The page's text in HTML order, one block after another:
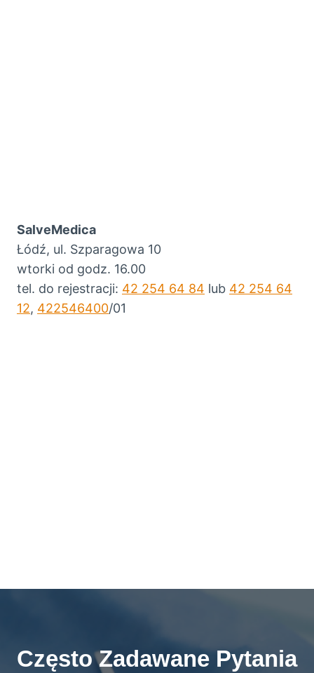
SalveMedica
Łódź, ul. Szparagowa 10
wtorki od godz. 16.00
tel. do rejestracji: 42 254 64 84 lub 42 254 64
12, 422546400/01
Często Zadawane Pytania